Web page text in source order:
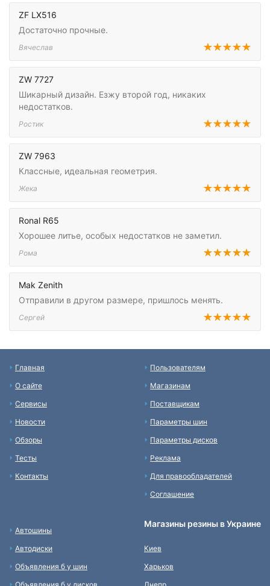
ZF LX516
Достаточно прочные.
Вячеслав
ZW 7727
Шикарный дизайн. Езжу второй год, никаких
недостатков.
Ростик
ZW 7963
Классные, идеальная геометрия.
Жека
Ronal R65
Хорошее литье, особых недостатков не заметил.
Рома
Mak Zenith
Отправили в другом размере, пришлось менять.
Сергей
Главная
О сайте
Сервисы
Новости
Обзоры
Тесты
Контакты
Пользователям
Магазинам
Поставщикам
Параметры шин
Параметры дисков
Реклама
Для правообладателей
Соглашение
Автошины
Автодиски
Объявления б у шин
Магазины резины в Украине
Киев
Харьков